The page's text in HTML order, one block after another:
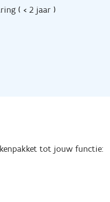
( < 2 jaar )
tot jouw functie: